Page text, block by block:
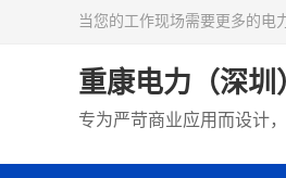
当您的工作现场需要更多的
重康电力（深圳
专为严苛商业应用而设计